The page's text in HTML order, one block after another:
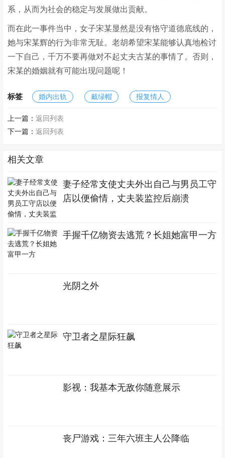
系，从而为社会的稳定与发展做出贡献。
而在此一事件当中，女子宋某显然是没有恪守道德底线的，
她与宋某辉的行为非常无耻。老胡希望宋某能够认真地检讨
一下自己，千万不要再做对不起丈夫古某的事情了。否则，
宋某的婚姻就有可能出现问题呢！
标签 婚内出轨 戴绿帽 报复情人
上一篇：返回列表
下一篇：返回列表
相关文章
妻子经常支使丈夫外出自己与男员工守
店以便偷情，丈夫装监控后崩溃
手握千亿物资去逃荒？长姐她富甲一方
光阴之外
守卫者之星际狂飙
影视：我基本无敌你随意展示
丧尸游戏：三年六班主人公降临